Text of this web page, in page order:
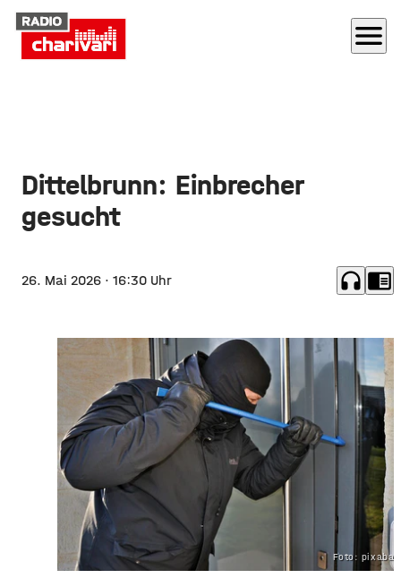
menu
Dittelbrunn: Einbrecher
gesucht
26. Mai 2026 · 16:30 Uhr headphones chrome_reader_mode
Foto: